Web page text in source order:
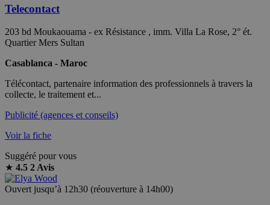
Telecontact
203 bd Moukaouama - ex Résistance , imm. Villa La Rose, 2° ét.
Quartier Mers Sultan
Casablanca - Maroc
Télécontact, partenaire information des professionnels à travers la
collecte, le traitement et...
Publicité (agences et conseils)
Voir la fiche
Suggéré pour vous
★ 4.5 2 Avis
Ouvert jusqu’à 12h30 (réouverture à 14h00)